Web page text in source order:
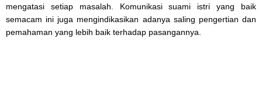
mengatasi setiap masalah. Komunikasi suami istri yang baik
semacam ini juga mengindikasikan adanya saling pengertian dan
pemahaman yang lebih baik terhadap pasangannya.